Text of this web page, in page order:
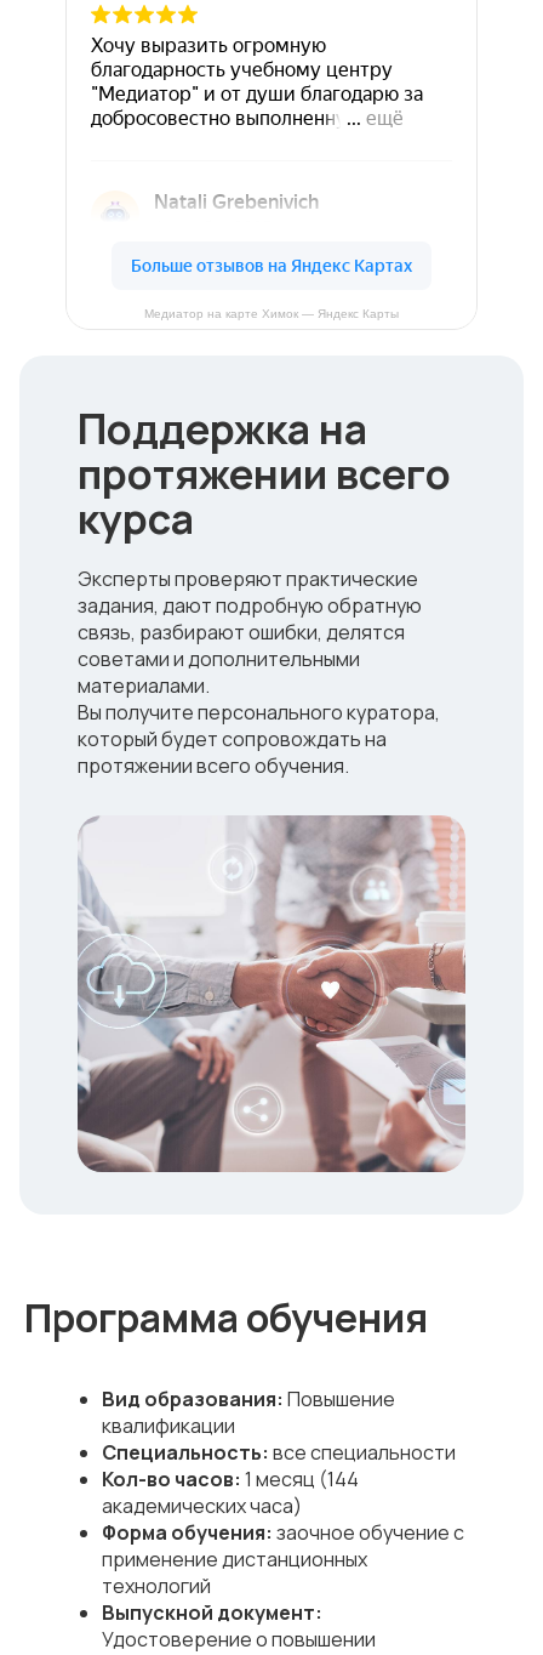
Поддержка на
протяжении всего
курса
Эксперты проверяют практические
задания, дают подробную обратную
связь, разбирают ошибки, делятся
советами и дополнительными
материалами.
Вы получите персонального куратора,
который будет сопровождать на
протяжении всего обучения.
Медиатор на карте Химок — Яндекс Карты
Программа обучения
Вид образования: Повышение
квалификации
Специальность: все специальности
Кол-во часов: 1 месяц (144
академических часа)
Форма обучения: заочное обучение с
применение дистанционных
технологий
Выпускной документ:
Удостоверение о повышении